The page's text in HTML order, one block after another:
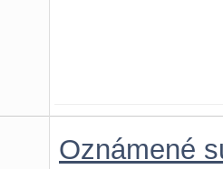
Oznámené